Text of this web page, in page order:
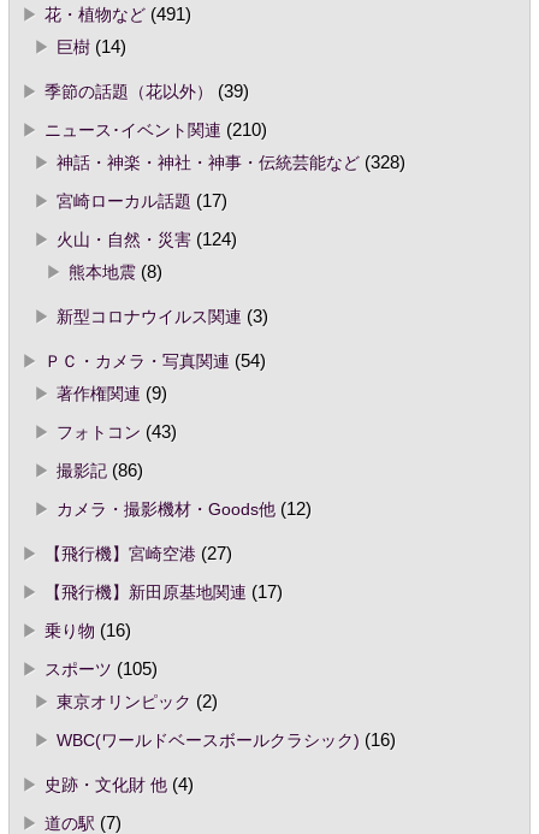
花・植物など(491)
巨樹(14)
季節の話題（花以外）
(39)
ニュース･イベント関連 (210)
神話・神楽・神社・神事・伝統芸能など(328)
宮崎ローカル話題 (17)
火山・自然・災害(124)
熊本地震(8)
新型コロナウイルス関連 (3)
ＰＣ・カメラ・写真関連 (54)
著作権関連 (9)
フォトコン (43)
撮影記(86)
カメラ・撮影機材・Goods他(12)
【飛行機】宮崎空港(27)
【飛行機】新田原基地関連 (17)
乗り物 (16)
スポーツ (105)
東京オリンピック (2)
WBC(ワールドベースボールクラシック) (16)
史跡・文化財 他(4)
道の駅 (7)